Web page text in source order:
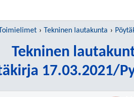
Tekninen lautakunta
Tekninen
17.03.2021/